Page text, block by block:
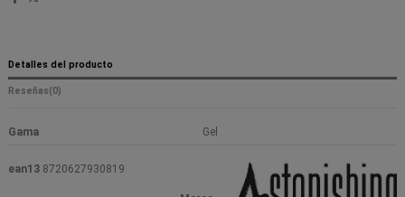
Detalles del producto
Reseñas(0)
Gama Gel
ean13 8720627930819